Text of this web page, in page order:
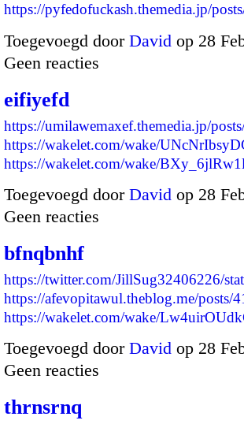
https://pyfedofuckash.themedia.jp/
Toegevoegd door David op 28
Geen reacties
eifiyefd
https://umilawemaxef.themedia.jp/
https://wakelet.com/wake/
https://wakelet.com/wake/
Toegevoegd door David op 28
Geen reacties
bfnqbnhf
https://twitter.com/JillSug32406226/
https://afevopitawul.theblog.me/posts/
https://wakelet.com/wake/
Toegevoegd door David op 28
Geen reacties
thrnsrnq